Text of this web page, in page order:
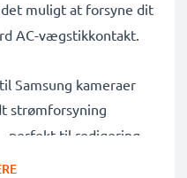
det muligt at forsyne dit
AC-vægstikkontakt.
Samsung kameraer
strømforsyning
– perfekt til redigering,